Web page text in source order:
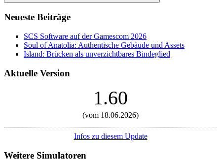
Suchen
Neueste Beiträge
SCS Software auf der Gamescom 2026
Soul of Anatolia: Authentische Gebäude und Assets
Island: Brücken als unverzichtbares Bindeglied
Aktuelle Version
1.60
(vom 18.06.2026)
Infos zu diesem Update
Weitere Simulatoren